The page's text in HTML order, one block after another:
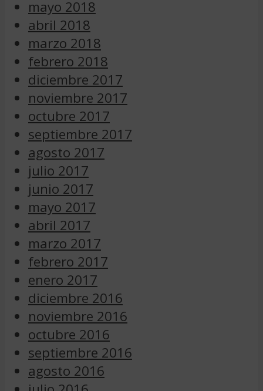
mayo 2018
abril 2018
marzo 2018
febrero 2018
diciembre 2017
noviembre 2017
octubre 2017
septiembre 2017
agosto 2017
julio 2017
junio 2017
mayo 2017
abril 2017
marzo 2017
febrero 2017
enero 2017
diciembre 2016
noviembre 2016
octubre 2016
septiembre 2016
agosto 2016